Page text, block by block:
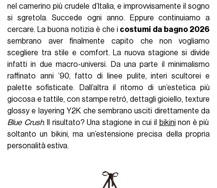
nel camerino più crudele d’Italia, e improvvisamente il sogno
si sgretola. Succede ogni anno. Eppure continuiamo a
cercare. La buona notizia è che i costumi da bagno 2026
sembrano aver finalmente capito che non vogliamo
scegliere tra stile e comfort. La nuova stagione si divide
infatti in due macro-universi. Da una parte il minimalismo
raffinato anni ’90, fatto di linee pulite, interi scultorei e
palette sofisticate. Dall’altra il ritorno di un’estetica più
giocosa e tattile, con stampe retró, dettagli gioiello, texture
glossy e layering Y2K che sembrano usciti direttamente da
Blue Crush. Il risultato? Una stagione in cui il bikini non è più
soltanto un bikini, ma un’estensione precisa della propria
personalità estiva.